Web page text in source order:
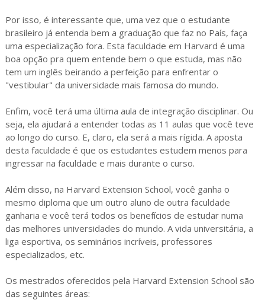
Por isso, é interessante que, uma vez que o estudante
brasileiro já entenda bem a graduação que faz no País, faça
uma especialização fora. Esta faculdade em Harvard é uma
boa opção pra quem entende bem o que estuda, mas não
tem um inglês beirando a perfeição para enfrentar o
"vestibular" da universidade mais famosa do mundo.
Enfim, você terá uma última aula de integração disciplinar. Ou
seja, ela ajudará a entender todas as 11 aulas que você teve
ao longo do curso. E, claro, ela será a mais rígida. A aposta
desta faculdade é que os estudantes estudem menos para
ingressar na faculdade e mais durante o curso.
Além disso, na Harvard Extension School, você ganha o
mesmo diploma que um outro aluno de outra faculdade
ganharia e você terá todos os benefícios de estudar numa
das melhores universidades do mundo. A vida universitária, a
liga esportiva, os seminários incríveis, professores
especializados, etc.
Os mestrados oferecidos pela Harvard Extension School são
das seguintes áreas: